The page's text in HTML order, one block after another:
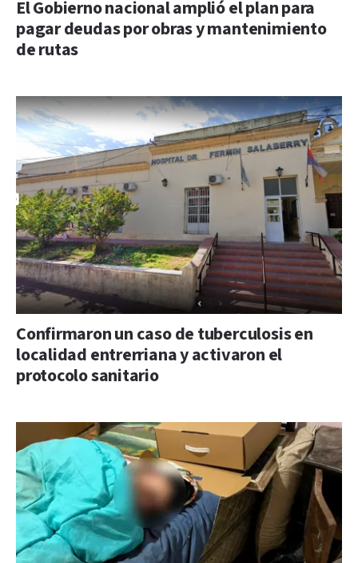
El Gobierno nacional amplió el plan para
pagar deudas por obras y mantenimiento
de rutas
Confirmaron un caso de tuberculosis en
localidad entrerriana y activaron el
protocolo sanitario